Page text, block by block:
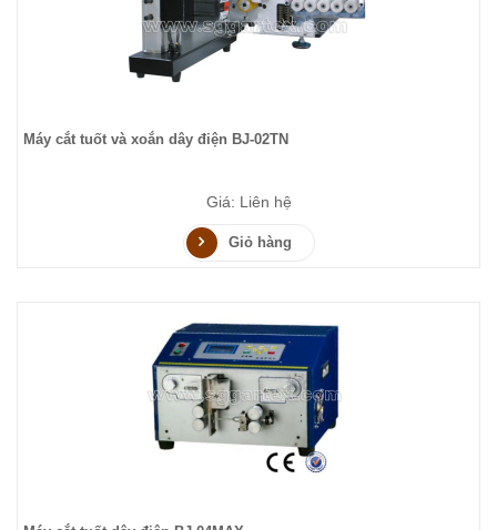
Máy cắt tuốt và xoắn dây điện BJ-02TN
Giá: Liên hệ
Giỏ hàng